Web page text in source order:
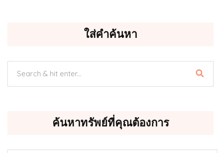
ใส่คำค้นหา
ค้นหาทรัพย์ที่คุณต้องการ